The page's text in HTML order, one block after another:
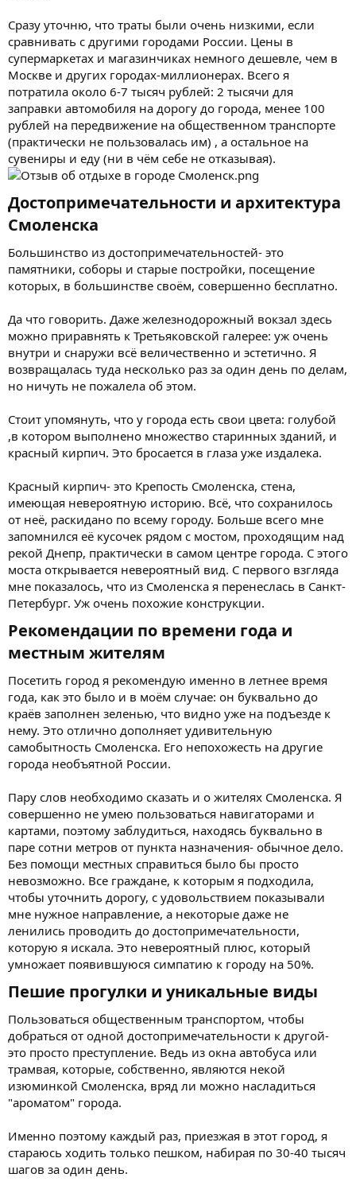
Сразу уточню, что траты были очень низкими, если
сравнивать с другими городами России. Цены в
супермаркетах и магазинчиках немного дешевле, чем в
Москве и других городах-миллионерах. Всего я
потратила около 6-7 тысяч рублей: 2 тысячи для
заправки автомобиля на дорогу до города, менее 100
рублей на передвижение на общественном транспорте
(практически не пользовалась им) , а остальное на
сувениры и еду (ни в чём себе не отказывая).
Достопримечательности и архитектура
Смоленска​
Большинство из достопримечательностей- это
памятники, соборы и старые постройки, посещение
которых, в большинстве своём, совершенно бесплатно.
Да что говорить. Даже железнодорожный вокзал здесь
можно приравнять к Третьяковской галерее: уж очень
внутри и снаружи всё величественно и эстетично. Я
возвращалась туда несколько раз за один день по делам,
но ничуть не пожалела об этом.
Стоит упомянуть, что у города есть свои цвета: голубой
,в котором выполнено множество старинных зданий, и
красный кирпич. Это бросается в глаза уже издалека.
Красный кирпич- это Крепость Смоленска, стена,
имеющая невероятную историю. Всё, что сохранилось
от неё, раскидано по всему городу. Больше всего мне
запомнился её кусочек рядом с мостом, проходящим над
рекой Днепр, практически в самом центре города. С этого
моста открывается невероятный вид. С первого взгляда
мне показалось, что из Смоленска я перенеслась в Санкт-
Петербург. Уж очень похожие конструкции.
Рекомендации по времени года и
местным жителям​
Посетить город я рекомендую именно в летнее время
года, как это было и в моём случае: он буквально до
краёв заполнен зеленью, что видно уже на подъезде к
нему. Это отлично дополняет удивительную
самобытность Смоленска. Его непохожесть на другие
города необъятной России.
Пару слов необходимо сказать и о жителях Смоленска. Я
совершенно не умею пользоваться навигаторами и
картами, поэтому заблудиться, находясь буквально в
паре сотни метров от пункта назначения- обычное дело.
Без помощи местных справиться было бы просто
невозможно. Все граждане, к которым я подходила,
чтобы уточнить дорогу, с удовольствием показывали
мне нужное направление, а некоторые даже не
ленились проводить до достопримечательности,
которую я искала. Это невероятный плюс, который
умножает появившуюся симпатию к городу на 50%.
Пешие прогулки и уникальные виды​
Пользоваться общественным транспортом, чтобы
добраться от одной достопримечательности к другой-
это просто преступление. Ведь из окна автобуса или
трамвая, которые, собственно, являются некой
изюминкой Смоленска, вряд ли можно насладиться
"ароматом" города.
Именно поэтому каждый раз, приезжая в этот город, я
стараюсь ходить только пешком, набирая по 30-40 тысяч
шагов за один день.